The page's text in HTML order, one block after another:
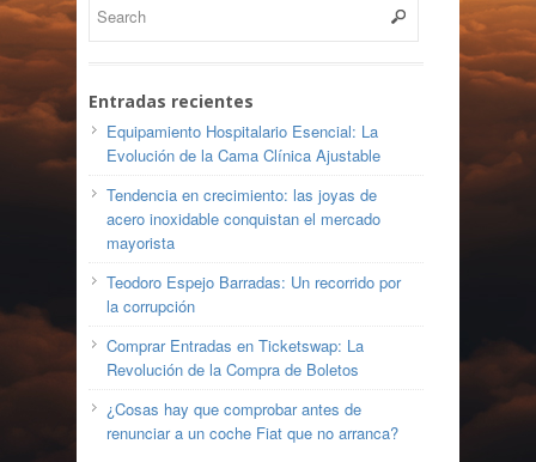
Entradas recientes
Equipamiento Hospitalario Esencial: La
Evolución de la Cama Clínica Ajustable
Tendencia en crecimiento: las joyas de
acero inoxidable conquistan el mercado
mayorista
Teodoro Espejo Barradas: Un recorrido por
la corrupción
Comprar Entradas en Ticketswap: La
Revolución de la Compra de Boletos
¿Cosas hay que comprobar antes de
renunciar a un coche Fiat que no arranca?